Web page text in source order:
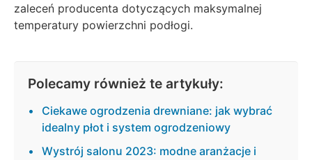
zaleceń producenta dotyczących maksymalnej
temperatury powierzchni podłogi.
Polecamy również te artykuły:
Ciekawe ogrodzenia drewniane: jak wybrać
idealny płot i system ogrodzeniowy
Wystrój salonu 2023: modne aranżacje i